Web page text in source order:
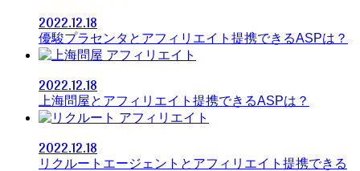
2022.12.18
優駿プラセンタとアフィリエイト提携できるASPは？
アフィリエイト
2022.12.18
上海問屋とアフィリエイト提携できるASPは？
アフィリエイト
2022.12.18
リクルートエージェントとアフィリエイト提携できる